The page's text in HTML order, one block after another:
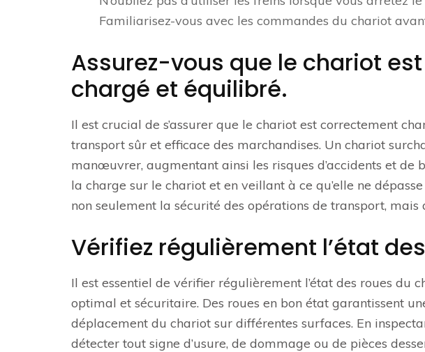
Familiarisez-vous avec les commandes du chariot
Assurez-vous que le chariot
chargé et équilibré.
Il est crucial de s’assurer que le chariot est correctement
transport sûr et efficace des marchandises. Un chariot
manœuvrer, augmentant ainsi les risques d’accidents et de
la charge sur le chariot et en veillant à ce qu’elle ne
non seulement la sécurité des opérations de transport,
Vérifiez régulièrement l’état
Il est essentiel de vérifier régulièrement l’état des roues du
optimal et sécuritaire. Des roues en bon état garantissent
déplacement du chariot sur différentes surfaces. En
détecter tout signe d’usure, de dommage ou de pièces